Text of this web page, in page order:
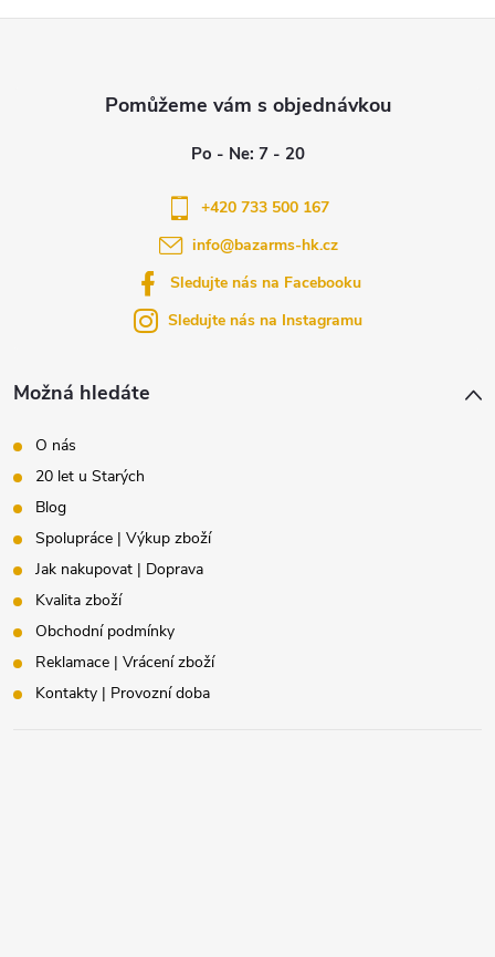
Možná hledáte
O nás
20 let u Starých
Blog
Spolupráce | Výkup zboží
Jak nakupovat | Doprava
Kvalita zboží
Obchodní podmínky
Reklamace | Vrácení zboží
Kontakty | Provozní doba
info@bazarms-hk.cz
+420 733 500 167
Sledujte nás na Facebooku
Sledujte nás na Instagramu